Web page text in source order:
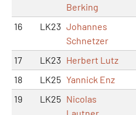
Berking
16 LK23 Johannes
Schnetzer
17 LK23 Herbert Lutz
18
LK25 Yannick Enz
19
LK25 Nicolas